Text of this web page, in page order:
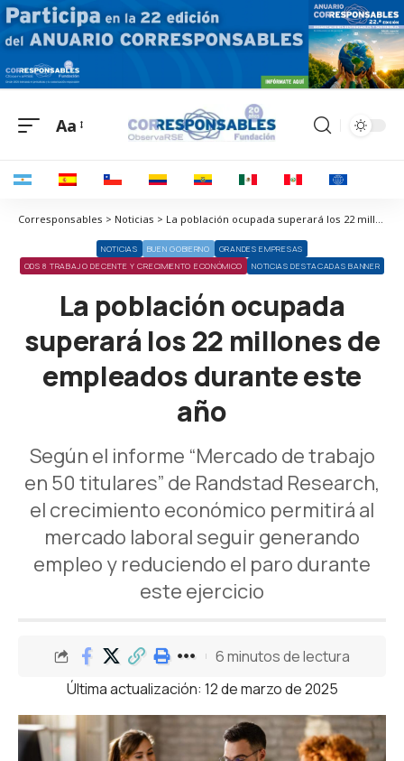
Aa
Corresponsables > Noticias > La población ocupada superará los 22 millones de empleados durante este año
NOTICIAS BUEN GOBIERNO
GRANDES EMPRESAS
ODS 8 TRABAJO DECENTE Y CRECIMIENTO ECONÓMICO
NOTICIAS DESTACADAS BANNER
La población ocupada
superará los 22 millones de
empleados durante este
año
Según el informe “Mercado de trabajo
en 50 titulares” de Randstad Research,
el crecimiento económico permitirá al
mercado laboral seguir generando
empleo y reduciendo el paro durante
este ejercicio
Última actualización: 12 de marzo de 2025
6 minutos de lectura